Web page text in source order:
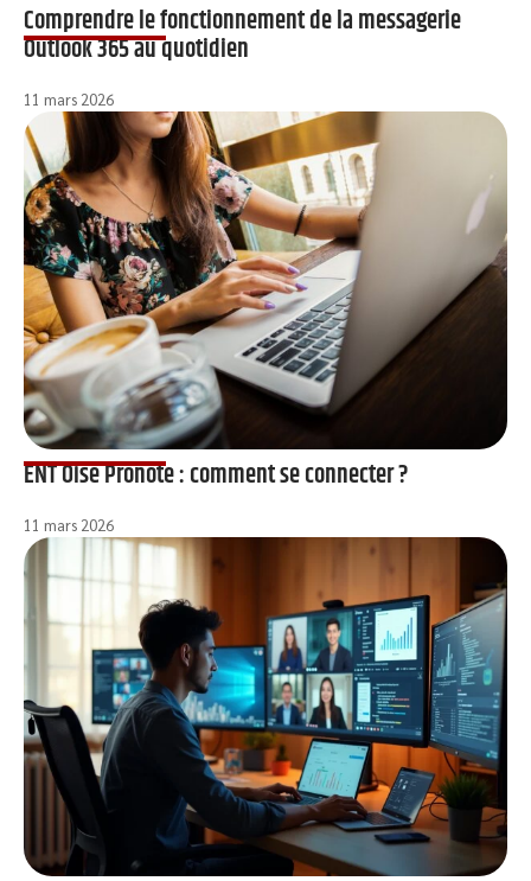
Comprendre le fonctionnement de la messagerie
Outlook 365 au quotidien
11 mars 2026
ENT Oise Pronote : comment se connecter ?
11 mars 2026